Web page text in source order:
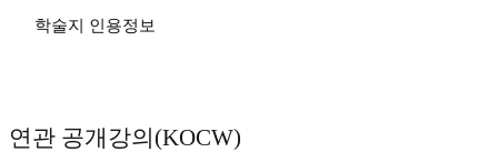
학술지 인용정보
연관 공개강의(KOCW)